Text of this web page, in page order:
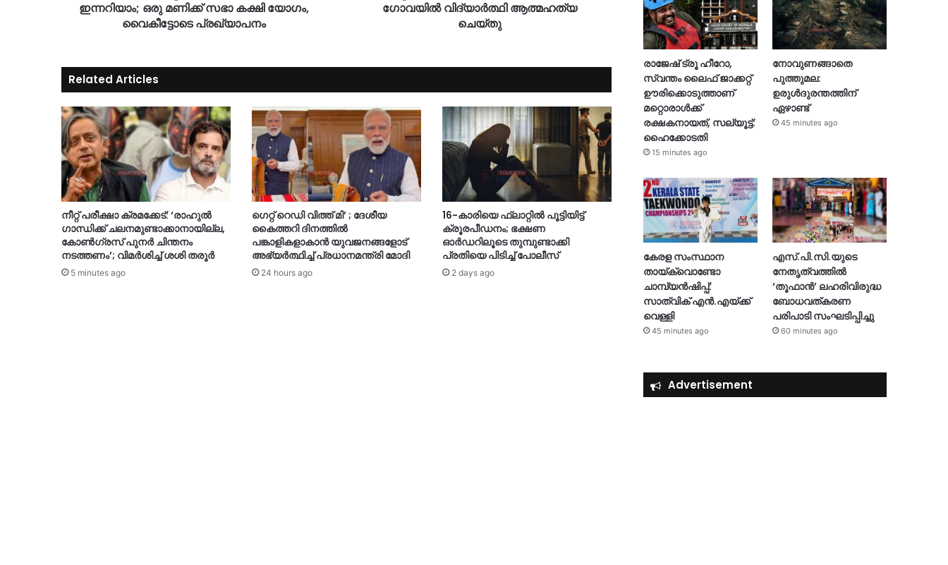
ഇന്നറിയാം; ഒരു മണിക്ക് സഭാ കക്ഷി യോഗം,
വൈകീട്ടോടെ പ്രഖ്യാപനം
ഗോവയിൽ വിദ്യാർത്ഥി ആത്മഹത്യ
ചെയ്തു
Related Articles
നീറ്റ് പരീക്ഷാ ക്രമക്കേട്: ‘രാഹുൽ
ഗാന്ധിക്ക് ചലനമുണ്ടാക്കാനായില്ല,
കോൺഗ്രസ് പുനർ ചിന്തനം
നടത്തണം’; വിമർശിച്ച് ശശി തരൂർ
5 minutes ago
ഗെറ്റ് റെഡി വിത്ത് മി’ ; ദേശീയ
കൈത്തറി ദിനത്തിൽ
പങ്കാളികളാകാൻ യുവജനങ്ങളോട്
അഭ്യർത്ഥിച്ച് പ്രധാനമന്ത്രി മോദി
24 hours ago
16-കാരിയെ ഫ്ലാറ്റിൽ പൂട്ടിയിട്ട്
ക്രൂരപീഡനം; ഭക്ഷണ
ഓർഡറിലൂടെ തുമ്പുണ്ടാക്കി
പ്രതിയെ പിടിച്ച് പോലീസ്
2 days ago
രാജേഷ് ട്രൂ ഹീറോ,
സ്വന്തം ലൈഫ് ജാക്കറ്റ്
ഊരിക്കൊടുത്താണ്
മറ്റൊരാള്‍ക്ക്
രക്ഷകനായത്, സല്യൂട്ട്:
ഹൈക്കോടതി
15 minutes ago
നോവുണങ്ങാതെ
പുത്തുമല:
ഉരുൾദുരന്തത്തിന്
ഏഴാണ്ട്
45 minutes ago
കേരള സംസ്ഥാന
തായ്‌ക്വൊണ്ടോ
ചാമ്പ്യൻഷിപ്പ്:
സാത്വിക് എൻ.എയ്ക്ക്
വെള്ളി
45 minutes ago
എസ്.പി.സി.യുടെ
നേതൃത്വത്തിൽ
‘തൂഫാൻ’ ലഹരിവിരുദ്ധ
ബോധവത്കരണ
പരിപാടി സംഘടിപ്പിച്ചു
60 minutes ago
Advertisement